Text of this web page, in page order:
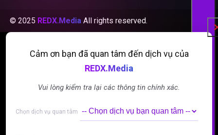
© 2025 REDX.Media All rights reserved.
Cảm ơn bạn đã quan tâm đến dịch vụ của
REDX.Media
Vui lòng kiểm tra lại các thông tin chính xác.
Chọn dịch vụ quan tâm
Alternative:
Alternative: